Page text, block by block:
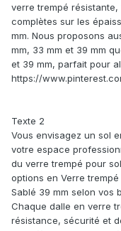
verre trempé
complètes sur les
mm. Nous proposons
mm, 33 mm et 39 mm
et 39 mm, parfait pour
https://
Texte 2
Vous envisagez un sol
votre espace
du verre trempé pour
options en Verre
Sablé 39 mm selon vos
Chaque dalle en verre
résistance, sécurité et